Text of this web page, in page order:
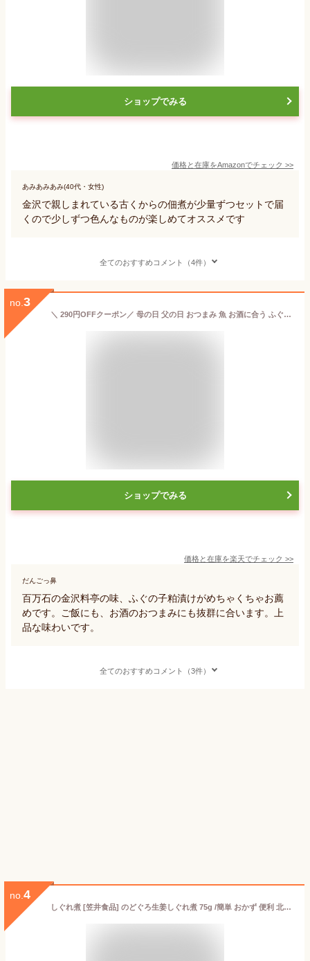
ショップでみる
価格と在庫をAmazonでチェック >>
あみあみあみ(40代・女性)
金沢で親しまれている古くからの佃煮が少量ずつセットで届
くので少しずつ色んなものが楽しめてオススメです
全てのおすすめコメント（4件）
no. 3
＼ 290円OFFクーポン／ 母の日 父の日 おつまみ 魚 お酒に合う ふぐの子粕漬け【百万石・金沢料亭の味】（120g真空袋入1パック）
ショップでみる
価格と在庫を楽天でチェック >>
だんごっ鼻
百万石の金沢料亭の味、ふぐの子粕漬けがめちゃくちゃお薦
めです。ご飯にも、お酒のおつまみにも抜群に合います。上
品な味わいです。
全てのおすすめコメント（3件）
no. 4
しぐれ煮 [笠井食品] のどぐろ生姜しぐれ煮 75g /簡単 おかず 便利 北陸 おつまみ 惣菜 石川 金沢 能登 そぼろ 生姜 能登 瓶詰め 御飯の友 お茶漬け つまみ トッピング 白ごはん 高級魚